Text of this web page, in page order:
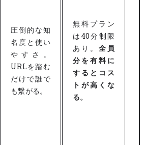
圧倒的な知
名度と使い
やすさ。
URLを踏む
だけで誰で
も繋がる。
無料プラン
は40分制限
あり。 全員
分を有料に
するとコス
トが高くな
る。